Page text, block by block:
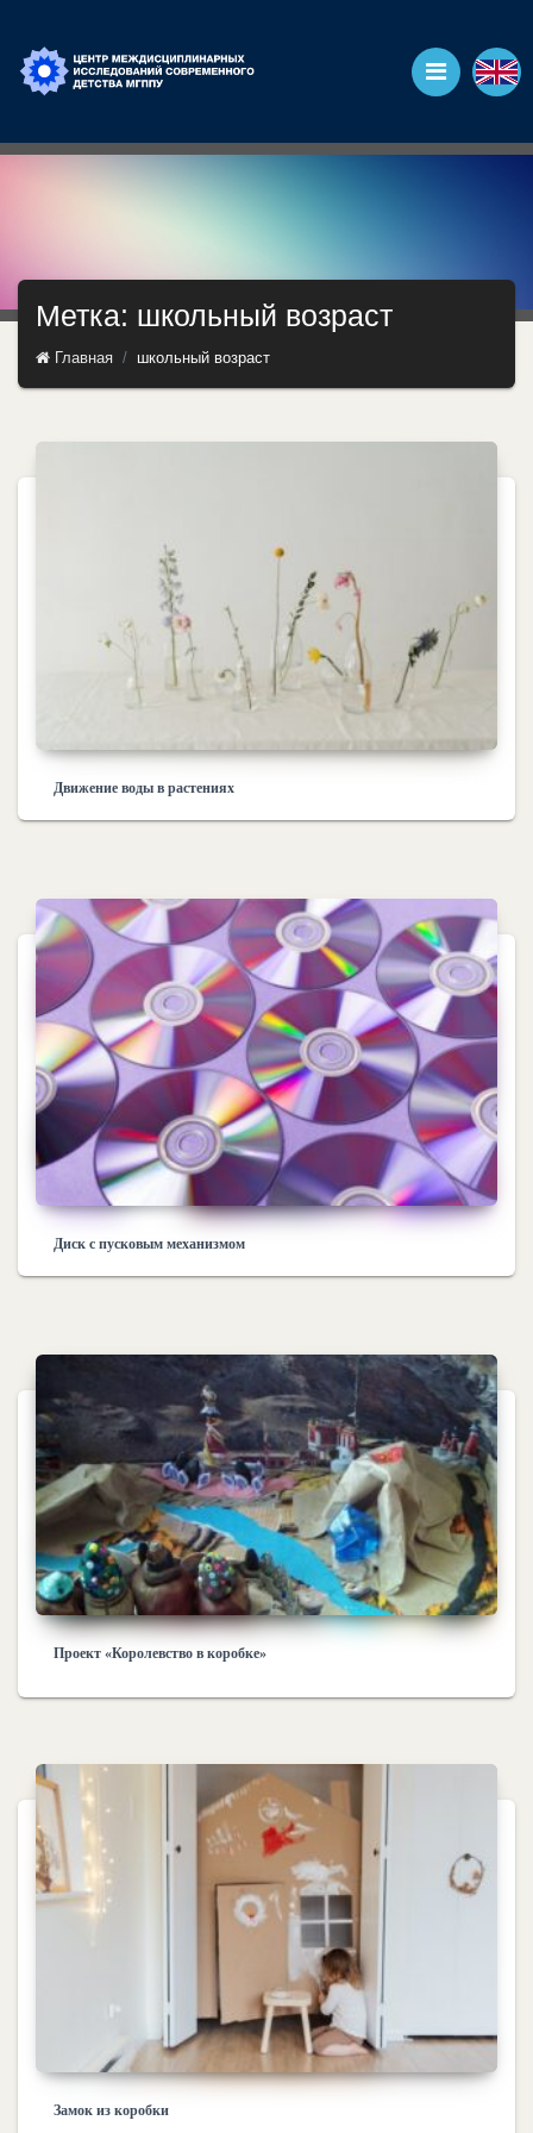
Метка: школьный возраст
Главная школьный возраст
Движение воды в растениях
Диск с пусковым механизмом
Проект «Королевство в коробке»
Замок из коробки